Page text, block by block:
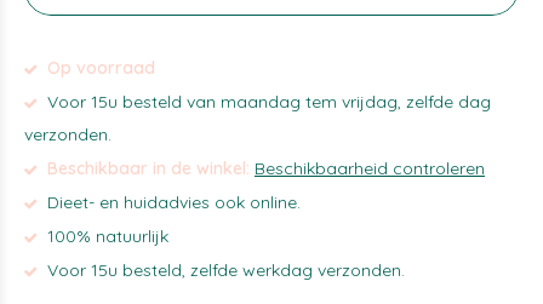
Op voorraad
Voor 15u besteld van maandag tem vrijdag, zelfde dag
verzonden.
Beschikbaar in de winkel: Beschikbaarheid controleren
Dieet- en huidadvies ook online.
100% natuurlijk
Voor 15u besteld, zelfde werkdag verzonden.